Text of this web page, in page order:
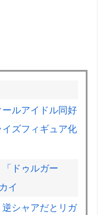
ールアイドル同好
ズフィギュア化
「ドゥルガー
イ
逆シャアだとリガ